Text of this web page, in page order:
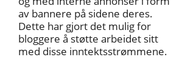
av bannere på sidene deres.
Dette har gjort det mulig for
bloggere å støtte arbeidet sitt
med disse inntektsstrømmene.